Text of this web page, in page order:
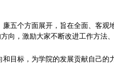
五个方面展开，旨在全面、客观
向，激励大家不断改进工作方法、
目标，为学院的发展贡献自己的